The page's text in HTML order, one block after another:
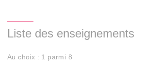
Liste des enseignements
Au choix : 1 parmi 8